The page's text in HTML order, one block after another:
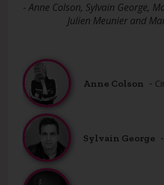
- Anne Colson, Sylvain George,
Julien Meunier and
Anne Colson -
Sylvain George -